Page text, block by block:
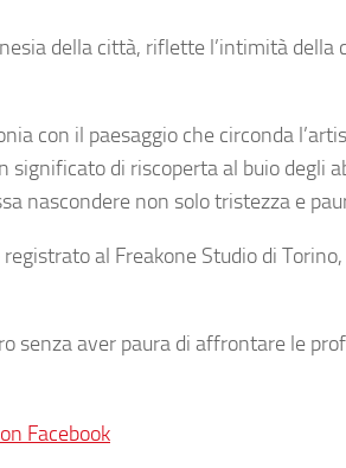
della città, riflette l’intimità della
con il paesaggio che circonda
significato di riscoperta al buio degli
nascondere non solo tristezza e
registrato al Freakone Studio di
senza aver paura di affrontare le
on Facebook